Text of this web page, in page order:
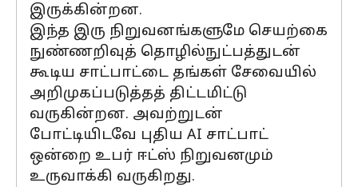
இருக்கின்றன.
இந்த இரு நிறுவனங்களுமே செயற்கை
நுண்ணறிவுத் தொழில்நுட்பத்துடன்
கூடிய சாட்பாட்டை தங்கள் சேவையில்
அறிமுகப்படுத்தத் திட்டமிட்டு
வருகின்றன. அவற்றுடன்
போட்டியிடவே புதிய AI சாட்பாட்
ஒன்றை உபர் ஈட்ஸ் நிறுவனமும்
உருவாக்கி வருகிறது.